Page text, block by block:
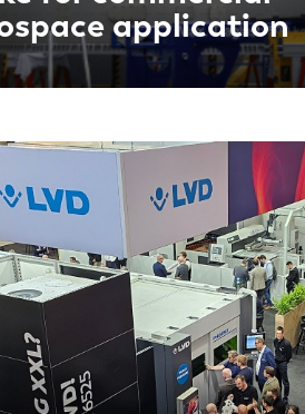
application